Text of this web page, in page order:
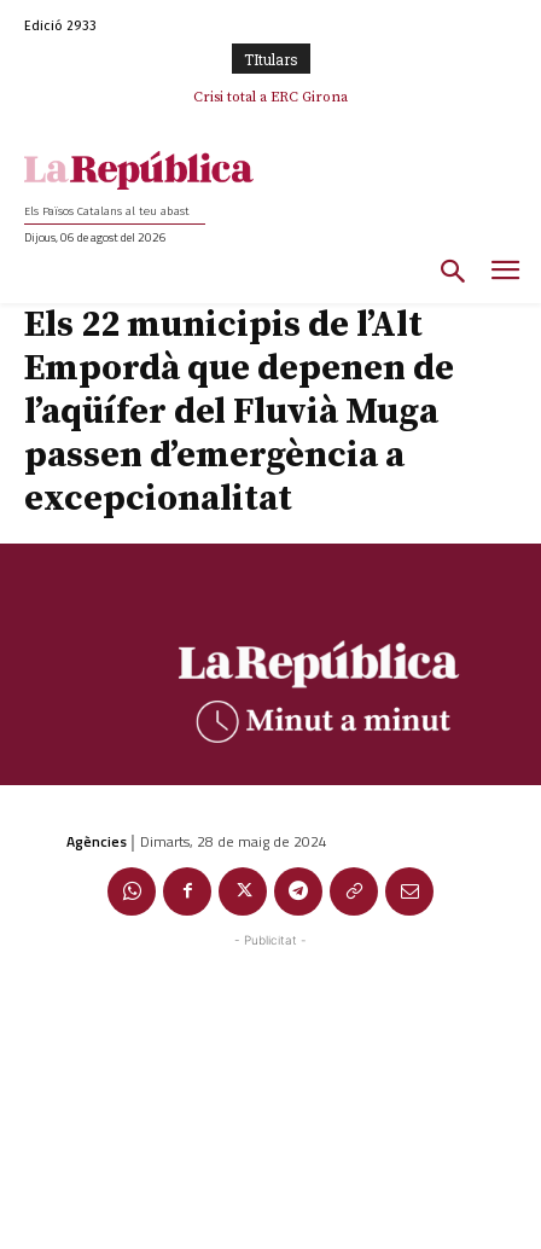
Edició 2933
TItulars
Crisi total a ERC Girona
L’abandonament de les seleccions catalanes per part de la UFEC
Els Països Catalans al teu abast
Dijous, 06 de agost del 2026
Els 22 municipis de l’Alt
Empordà que depenen de
l’aqüífer del Fluvià Muga
passen d’emergència a
excepcionalitat
Agències | Dimarts, 28 de maig de 2024
- Publicitat -